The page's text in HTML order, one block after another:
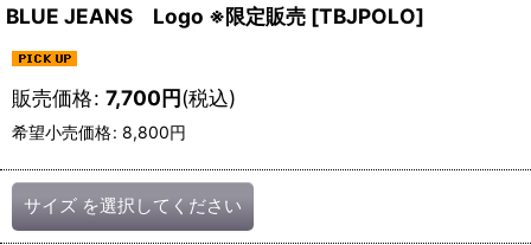
BLUE JEANS Logo ※限定販売 [TBJPOLO]
販売価格: 7,700円(税込)
希望小売価格: 8,800円
サイズ を選択してください